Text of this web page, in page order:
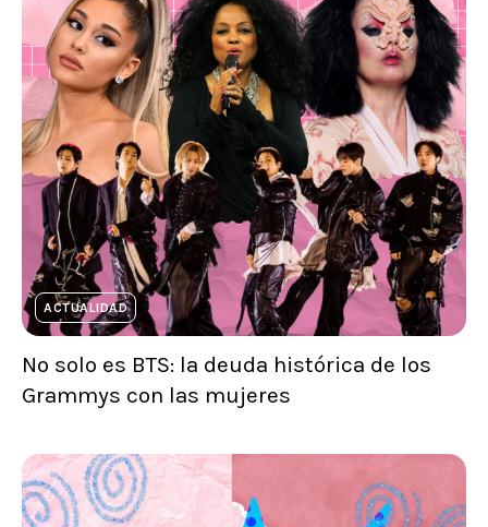
ACTUALIDAD
No solo es BTS: la deuda histórica de los
Grammys con las mujeres